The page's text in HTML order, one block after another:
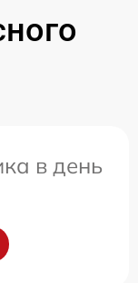
в день